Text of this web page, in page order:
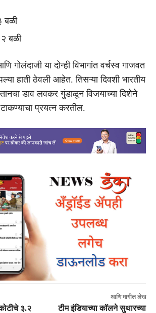
बळी
२ बळी
गोलंदाजी या दोन्ही विभागांत वर्चस्व गाजवत
हाती ठेवली आहेत. तिसऱ्या दिवशी भारतीय
डाव लवकर गुंडाळून विजयाच्या दिशेने
प्रयत्न करतील.
३.२
आणि मागील लेख
टीम इंडियाच्या कॉलने सुथारच्या